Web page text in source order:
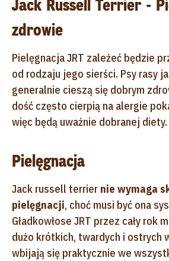
Jack Russell Terrier -
zdrowie
Pielęgnacja JRT zależeć będzie
od rodzaju jego sierści. Psy rasy
generalnie cieszą się dobrym
dość często cierpią na alergie
więc będą uważnie dobranej diety.
Pielęgnacja
Jack russell terrier nie wymaga
pielęgnacji, choć musi być ona
Gładkowłose JRT przez cały rok
dużo krótkich, twardych i ostrych
wbijają się praktycznie we